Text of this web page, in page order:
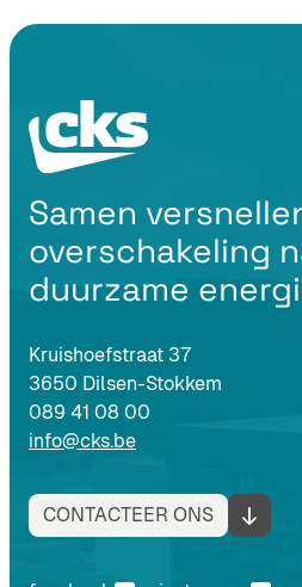
Samen
overschakeling
duurzame
Kruishoefstraat 37
3650 Dilsen-Stokkem
089 41 08 00
info@cks.be
CONTACTEER ONS